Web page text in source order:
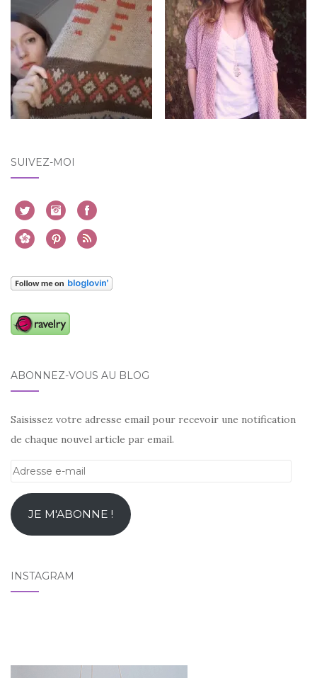
SUIVEZ-MOI
ABONNEZ-VOUS AU BLOG
Saisissez votre adresse email pour recevoir une notification
de chaque nouvel article par email.
Adresse
mailJE M'ABONNE !
INSTAGRAM